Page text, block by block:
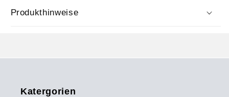
Produkthinweise
Katergorien